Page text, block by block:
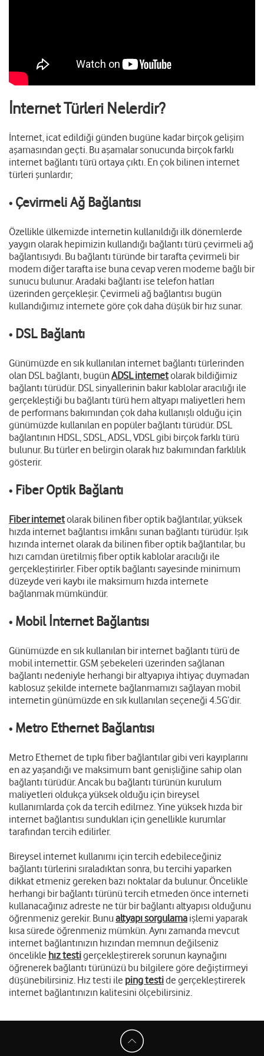
İnternet Türleri Nelerdir?
İnternet, icat edildiği günden bugüne kadar birçok gelişim
aşamasından geçti. Bu aşamalar sonucunda birçok farklı
internet bağlantı türü ortaya çıktı. En çok bilinen internet
türleri şunlardır;
• Çevirmeli Ağ Bağlantısı
Özellikle ülkemizde internetin kullanıldığı ilk dönemlerde
yaygın olarak hepimizin kullandığı bağlantı türü çevirmeli ağ
bağlantısıydı. Bu bağlantı türünde bir tarafta çevirmeli bir
modem diğer tarafta ise buna cevap veren modeme bağlı bir
sunucu bulunur. Aradaki bağlantı ise telefon hatları
üzerinden gerçekleşir. Çevirmeli ağ bağlantısı bugün
kullandığımız internete göre çok daha düşük bir hız sunar.
• DSL Bağlantı
Günümüzde en sık kullanılan internet bağlantı türlerinden
olan DSL bağlantı, bugünADSL internetolarak bildiğimiz
bağlantı türüdür. DSL sinyallerinin bakır kablolar aracılığı ile
gerçekleştiği bu bağlantı türü hem altyapı maliyetleri hem
de performans bakımından çok daha kullanışlı olduğu için
günümüzde kullanılan en popüler bağlantı türüdür. DSL
bağlantının HDSL, SDSL, ADSL, VDSL gibi birçok farklı türü
bulunur. Bu türler en belirgin olarak hız bakımından farklılık
gösterir.
• Fiber Optik Bağlantı
Fiber internetolarak bilinen fiber optik bağlantılar, yüksek
hızda internet bağlantısı imkânı sunan bağlantı türüdür. Işık
hızında internet olarak da bilinen fiber optik bağlantılar, bu
hızı camdan üretilmiş fiber optik kablolar aracılığı ile
gerçekleştirirler. Fiber optik bağlantı sayesinde minimum
düzeyde veri kaybı ile maksimum hızda internete
bağlanmak mümkündür.
• Mobil İnternet Bağlantısı
Günümüzde en sık kullanılan bir internet bağlantı türü de
mobil internettir. GSM şebekeleri üzerinden sağlanan
bağlantı nedeniyle herhangi bir altyapıya ihtiyaç duymadan
kablosuz şekilde internete bağlanmamızı sağlayan mobil
internetin günümüzde en sık kullanılan seçeneği 4.5G’dir.
• Metro Ethernet Bağlantısı
Metro Ethernet de tıpkı fiber bağlantılar gibi veri kayıplarını
en az yaşandığı ve maksimum bant genişliğine sahip olan
bağlantı türüdür. Ancak bu bağlantı türünün kurulum
maliyetleri oldukça yüksek olduğu için bireysel
kullanımlarda çok da tercih edilmez. Yine yüksek hızda bir
internet bağlantısı sundukları için genellikle kurumlar
tarafından tercih edilirler.
Bireysel internet kullanımı için tercih edebileceğiniz
bağlantı türlerini sıraladıktan sonra, bu tercihi yaparken
dikkat etmeniz gereken bazı noktalar da bulunur. Öncelikle
herhangi bir bağlantı türünü tercih etmeden önce interneti
kullanacağınız adreste ne tür bir bağlantı altyapısı olduğunu
öğrenmeniz gerekir. Bunu altyapı sorgulama işlemi yaparak
kısa sürede öğrenmeniz mümkün. Aynı zamanda mevcut
internet bağlantınızın hızından memnun değilseniz
öncelikle hız testigerçekleştirerek sorunun kaynağını
öğrenerek bağlantı türünüzü bu bilgilere göre değiştirmeyi
düşünebilirsiniz. Hız testi ile ping testide gerçekleştirerek
internet bağlantınızın kalitesini ölçebilirsiniz.